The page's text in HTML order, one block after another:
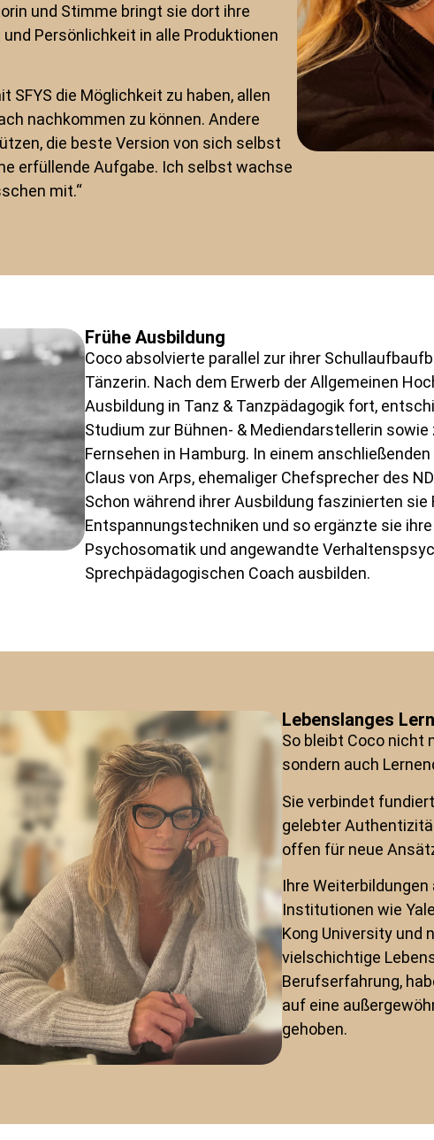
und Stimme bringt sie dort ihre
Persönlichkeit in alle Produktionen
SFYS die Möglichkeit zu haben, allen
nachkommen zu können. Andere
die beste Version von sich selbst
erfüllende Aufgabe. Ich selbst wachse
mit.“
Frühe Ausbildung
Coco absolvierte parallel zur ihrer
Tänzerin. Nach dem Erwerb der Allgemeinen
Ausbildung in Tanz & Tanzpädagogik fort,
Studium zur Bühnen- & Mediendarstellerin
Fernsehen in Hamburg. In einem
Claus von Arps, ehemaliger Chefsprecher des
Schon während ihrer Ausbildung faszinierten
Entspannungstechniken und so ergänzte sie
Psychosomatik und angewandte
Sprechpädagogischen Coach ausbilden.
Lebenslanges
So bleibt Coco nicht
sondern auch
Sie verbindet
gelebter
offen für neue
Ihre
Institutionen wie
Kong University und
vielschichtige
Berufserfahrung,
auf eine
gehoben.